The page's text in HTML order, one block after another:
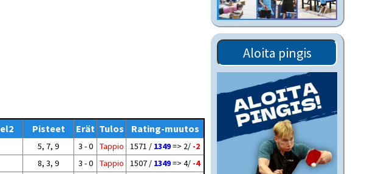
Pisteet Erät Tulos Rating-muutos
5, 7, 9 3 - 0 Tappio 1571 / 1349=> 2/ -2
8, 3, 9 3 - 0 Tappio 1507 / 1349=> 4/ -4
Aloita pingis